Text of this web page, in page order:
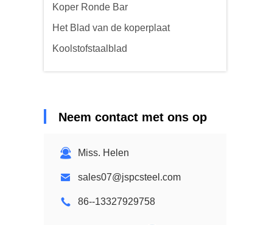
Koper Ronde Bar
Het Blad van de koperplaat
Koolstofstaalblad
Neem contact met ons op
Miss. Helen
sales07@jspcsteel.com
86--13327929758